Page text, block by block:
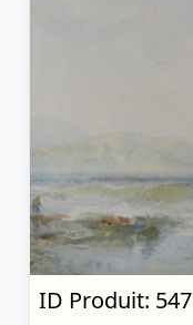
ID Produit: 547